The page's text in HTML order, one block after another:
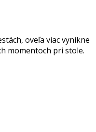
oveľa viac vynikne
momentoch pri stole.